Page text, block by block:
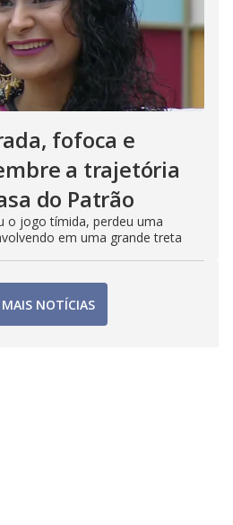
fofoca e
a trajetória
do Patrão
o jogo tímida, perdeu uma
em uma grande treta
MAIS NOTÍCIAS